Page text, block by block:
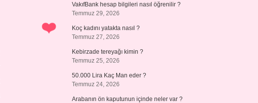
VakıfBank hesap bilgileri nasıl öğrenilir ?
Temmuz 29, 2026
Koç kadını yatakta nasıl ?
Temmuz 27, 2026
Kebirzade tereyağı kimin ?
Temmuz 25, 2026
50.000 Lira Kaç Man eder ?
Temmuz 24, 2026
Arabanın ön kaputunun içinde neler var ?